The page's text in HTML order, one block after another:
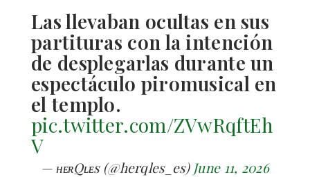
Las llevaban ocultas en sus
partituras con la intención
de desplegarlas durante un
espectáculo piromusical en
el templo.
pic.twitter.com/ZVwRqftEh
V
— ʜᴇʀQʟᴇs (@herqles_es) June 11, 2026